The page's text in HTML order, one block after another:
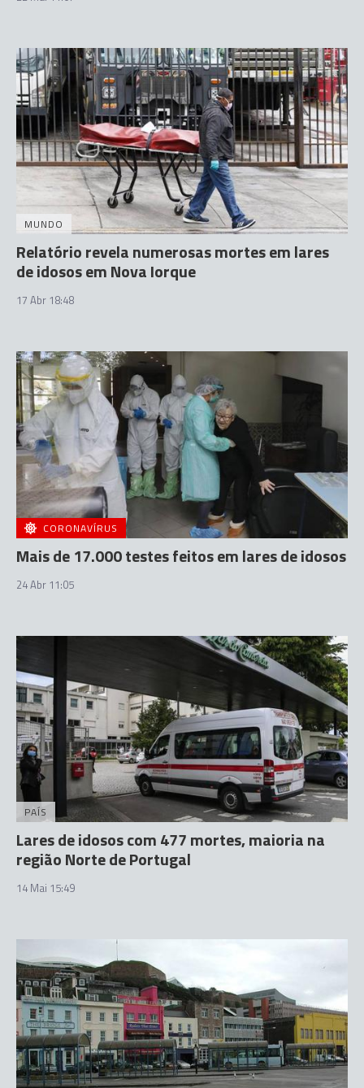
MUNDO
Relatório revela numerosas mortes em lares
de idosos em Nova Iorque
17 Abr 18:48
CORONAVÍRUS
Mais de 17.000 testes feitos em lares de idosos
24 Abr 11:05
PAÍS
Lares de idosos com 477 mortes, maioria na
região Norte de Portugal
14 Mai 15:49